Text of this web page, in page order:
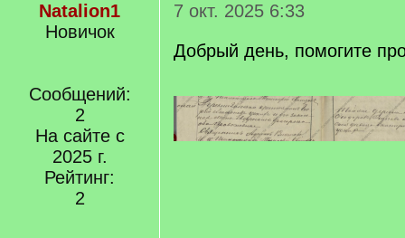
Natalion1
Новичок
Сообщений:
2
На сайте с
2025 г.
Рейтинг:
2
7 окт. 2025 6:33
Добрый день, помогите